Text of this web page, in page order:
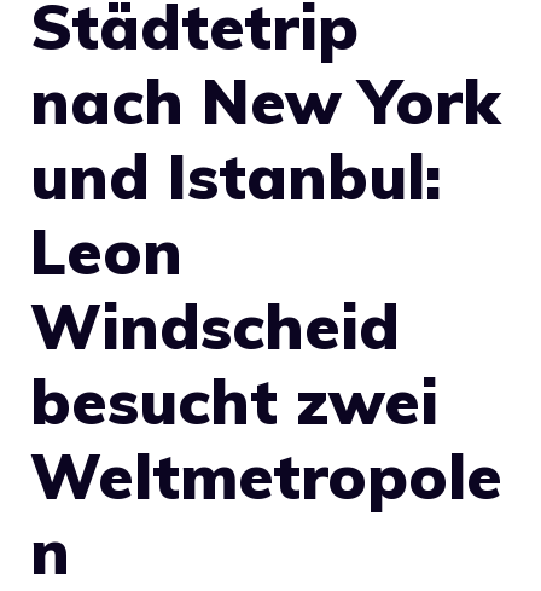
Städtetrip
nach New York
und Istanbul:
Leon
Windscheid
besucht zwei
Weltmetropole
n